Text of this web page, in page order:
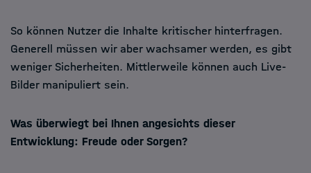
So können Nutzer die Inhalte kritischer hinterfragen.
Generell müssen wir aber wachsamer werden, es gibt
weniger Sicherheiten. Mittlerweile können auch Live-
Bilder manipuliert sein.
Was überwiegt bei Ihnen angesichts dieser
Entwicklung: Freude oder Sorgen?